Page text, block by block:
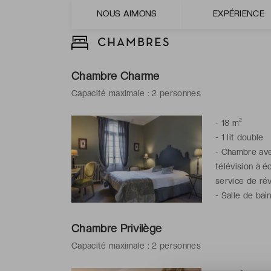
NOUS AIMONS EXPÉRIENCE
CHAMBRES
Chambre Charme
Capacité maximale : 2 personnes
- 18 m²
- 1 lit double
- Chambre
télévision à
service de
- Salle de
Chambre Privilège
Capacité maximale : 2 personnes